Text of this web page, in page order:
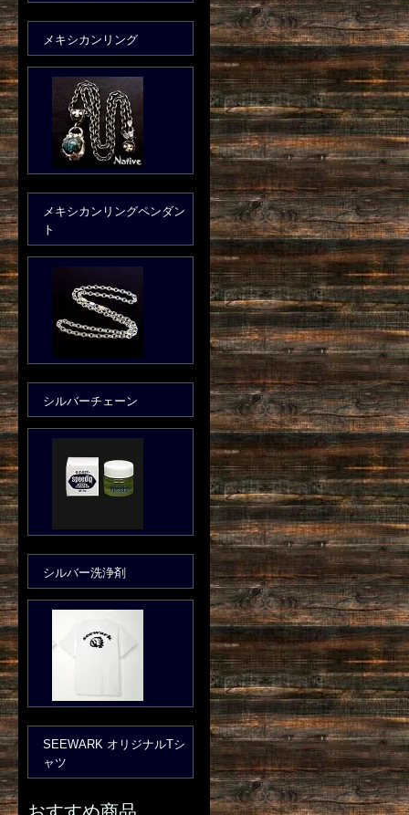
メキシカンリング
メキシカンリングペンダン
ト
シルバーチェーン
シルバー洗浄剤
SEEWARK オリジナルTシ
ャツ
おすすめ商品